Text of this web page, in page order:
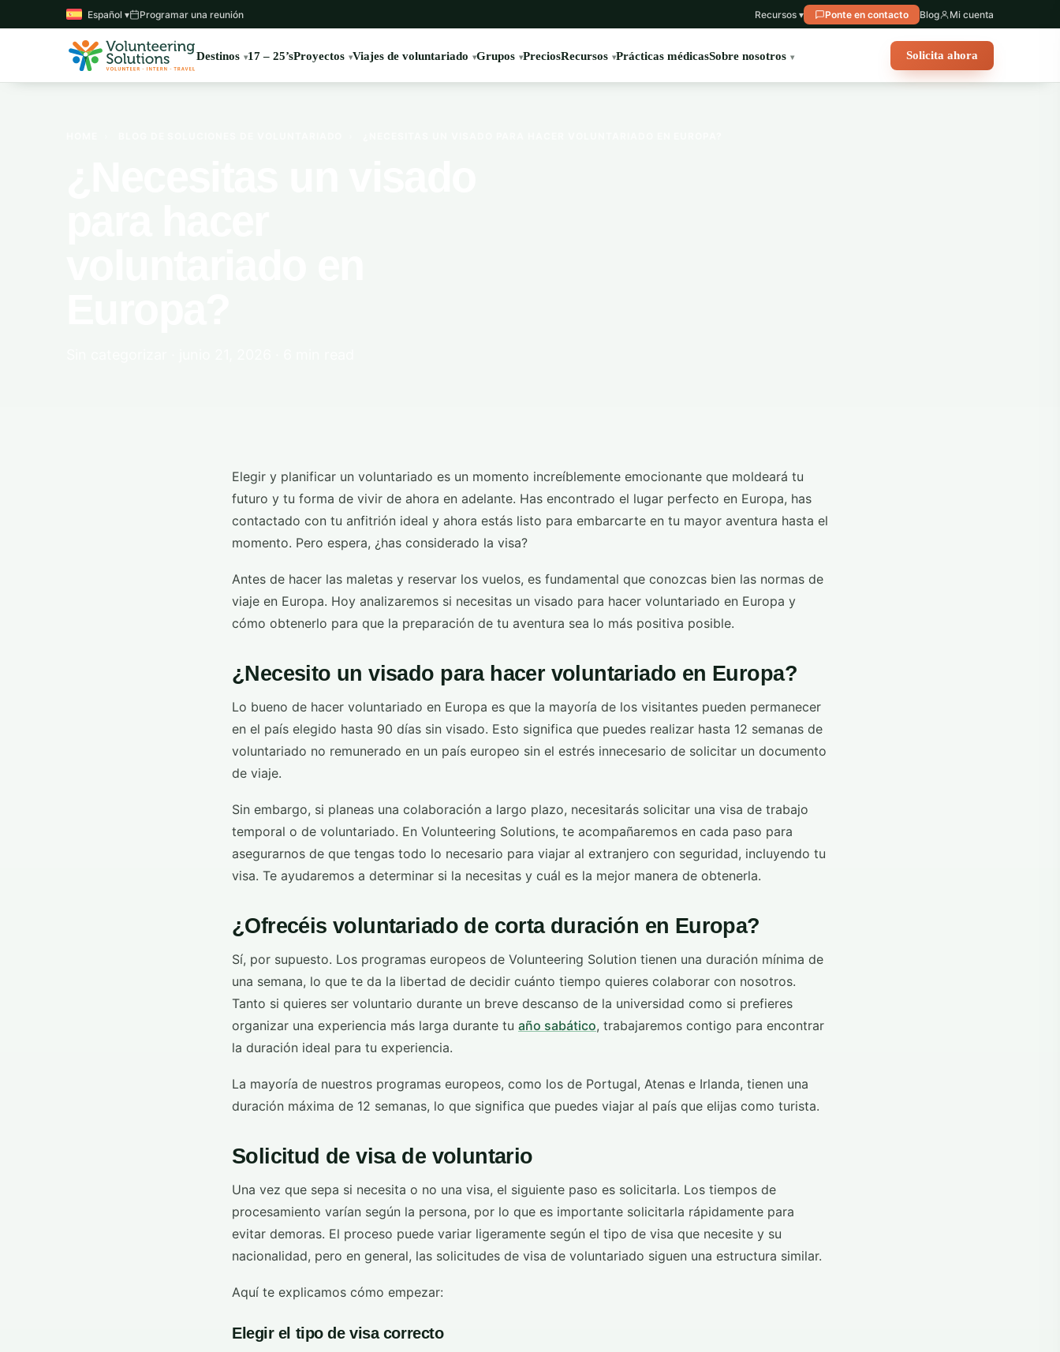
Español ▾ Programar una reunión Recursos ▾ Ponte en contacto Blog Mi cuenta
Destinos 17 – 25’sProyectos Viajes de voluntariado Grupos PreciosRecursos Prácticas médicasSobre nosotros Solicita ahora
Elegir y planificar un voluntariado es un momento increíblemente emocionante que moldeará tu
futuro y tu forma de vivir de ahora en adelante. Has encontrado el lugar perfecto en Europa, has
contactado con tu anfitrión ideal y ahora estás listo para embarcarte en tu mayor aventura hasta el
momento. Pero espera, ¿has considerado la visa?
Antes de hacer las maletas y reservar los vuelos, es fundamental que conozcas bien las normas de
viaje en Europa. Hoy analizaremos si necesitas un visado para hacer voluntariado en Europa y
cómo obtenerlo para que la preparación de tu aventura sea lo más positiva posible.
¿Necesito un visado para hacer voluntariado en Europa?
Lo bueno de hacer voluntariado en Europa es que la mayoría de los visitantes pueden permanecer
en el país elegido hasta 90 días sin visado. Esto significa que puedes realizar hasta 12 semanas de
voluntariado no remunerado en un país europeo sin el estrés innecesario de solicitar un documento
de viaje.
Sin embargo, si planeas una colaboración a largo plazo, necesitarás solicitar una visa de trabajo
temporal o de voluntariado. En Volunteering Solutions, te acompañaremos en cada paso para
asegurarnos de que tengas todo lo necesario para viajar al extranjero con seguridad, incluyendo tu
visa. Te ayudaremos a determinar si la necesitas y cuál es la mejor manera de obtenerla.
¿Ofrecéis voluntariado de corta duración en Europa?
Sí, por supuesto. Los programas europeos de Volunteering Solution tienen una duración mínima de
una semana, lo que te da la libertad de decidir cuánto tiempo quieres colaborar con nosotros.
Tanto si quieres ser voluntario durante un breve descanso de la universidad como si prefieres
organizar una experiencia más larga durante tu año sabático, trabajaremos contigo para encontrar
la duración ideal para tu experiencia.
La mayoría de nuestros programas europeos, como los de Portugal, Atenas e Irlanda, tienen una
duración máxima de 12 semanas, lo que significa que puedes viajar al país que elijas como turista.
Solicitud de visa de voluntario
Una vez que sepa si necesita o no una visa, el siguiente paso es solicitarla. Los tiempos de
procesamiento varían según la persona, por lo que es importante solicitarla rápidamente para
evitar demoras. El proceso puede variar ligeramente según el tipo de visa que necesite y su
nacionalidad, pero en general, las solicitudes de visa de voluntariado siguen una estructura similar.
Aquí te explicamos cómo empezar:
Elegir el tipo de visa correcto